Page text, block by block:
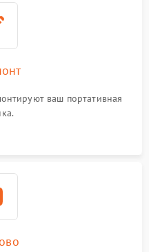
ваш портативная